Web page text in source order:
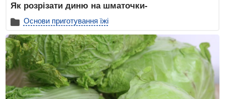
Як розрізати диню на шматочки-
Основи приготування їжі